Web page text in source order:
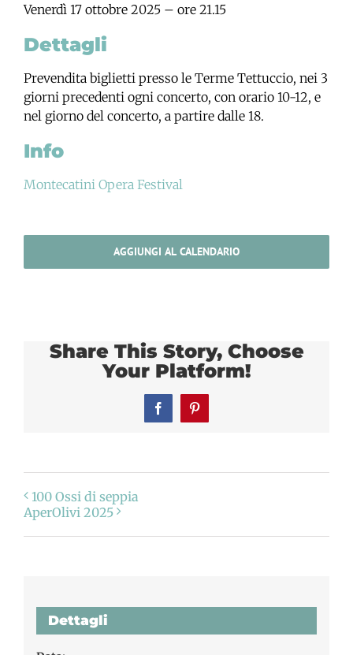
Venerdì 17 ottobre 2025 – ore 21.15
Dettagli
Prevendita biglietti presso le Terme Tettuccio, nei 3
giorni precedenti ogni concerto, con orario 10-12, e
nel giorno del concerto, a partire dalle 18.
Info
Montecatini Opera Festival
AGGIUNGI AL CALENDARIO
Share This Story, Choose
Your Platform!
FacebookPinterest
100 Ossi di seppia
AperOlivi 2025
Dettagli